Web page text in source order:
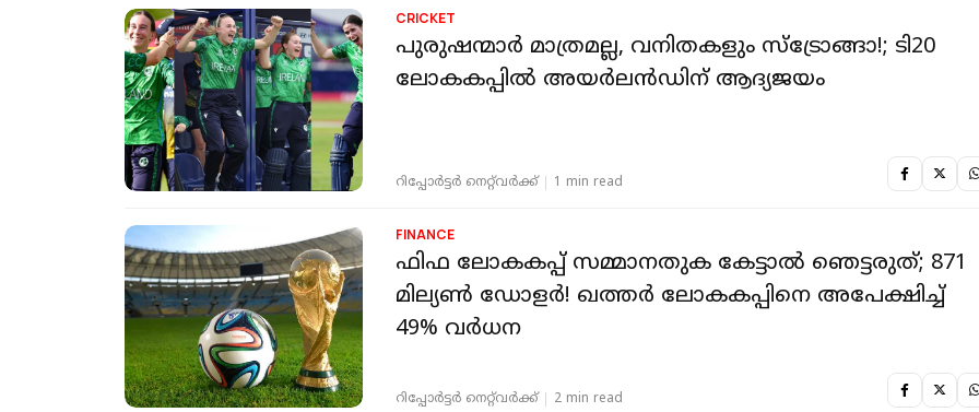
CRICKET
പുരുഷന്മാര്‍ മാത്രമല്ല, വനിതകളും സ്‌ട്രോങ്ങാ!; ടി20
ലോകകപ്പില്‍ അയര്‍ലന്‍ഡിന് ആദ്യജയം
റിപ്പോർട്ടർ നെറ്റ്‌വര്‍ക്ക്‌ 1 min read
FINANCE
ഫിഫ ലോകകപ്പ് സമ്മാനതുക കേട്ടാല്‍ ഞെട്ടരുത്; 871
മില്യണ്‍ ഡോളര്‍! ഖത്തര്‍ ലോകകപ്പിനെ അപേക്ഷിച്ച്
49% വര്‍ധന
റിപ്പോർട്ടർ നെറ്റ്‌വര്‍ക്ക്‌ 2 min read